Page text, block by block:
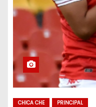
CHICA CHE PRINCIPAL